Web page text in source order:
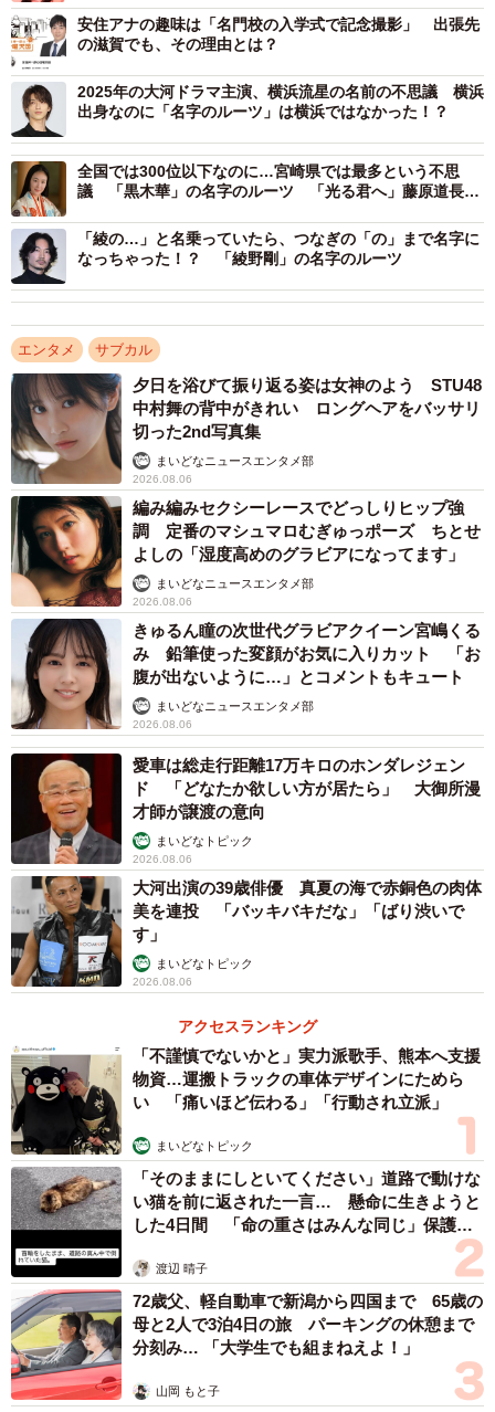
安住紳一郎アナウンサー
一方、男性アナとして人気が高いのがTBSの安住紳一郎ア
ナ。役員待遇という肩書でもある。
「あずみ」という名字は古代豪族安曇（あずみ）氏の末裔
で、いろいろな漢字を書く。その中で現在最も数が多いの
が「安住」である。
古代豪族の安曇氏とは、筑前国糟屋郡安曇郷（現在の福岡
市）をルーツとし、海神である綿津見命（わたつみのみこ
と）を祖とする海の一族である。
安曇氏は「漢委奴国王印」の金印が発見されたことで有名
な志賀島を本拠として、大陸とも交易があった。『日本書
紀』によると、応神天皇の時代に安曇大浜が各地の海人の
騒ぎを鎮めたことで海人の宰（さい＝長官）に任じられた
という。
志賀島にある志賀海神社は、全国の綿津見神社の総本家
で、現在でも安曇家が社家を務めている。
安曇氏は後に各地に移住、長野県の安曇野をはじめ、「あ
ずみ」「あつみ」などの地名は安曇一族の移住先であるこ
とが多い。
安住アナの趣味は「名門校の入学式で記念撮影」 出張先
の滋賀でも、その理由とは？
2025年の大河ドラマ主演、横浜流星の名前の不思議 横浜
出身なのに「名字のルーツ」は横浜ではなかった！？
全国では300位以下なのに…宮崎県では最多という不思
議 「黒木華」の名字のルーツ 「光る君へ」藤原道長の
「綾の…」と名乗っていたら、つなぎの「の」まで名字に
なっちゃった！？ 「綾野剛」の名字のルーツ
エンタメ サブカル
夕日を浴びて振り返る姿は女神のよう STU48
中村舞の背中がきれい ロングヘアをバッサリ
切った2nd写真集
まいどなニュースエンタメ部
2026.08.06
編み編みセクシーレースでどっしりヒップ強
調 定番のマシュマロむぎゅっポーズ ちとせ
よしの「湿度高めのグラビアになってます」
まいどなニュースエンタメ部
2026.08.06
きゅるん瞳の次世代グラビアクイーン宮嶋くる
み 鉛筆使った変顔がお気に入りカット 「お
腹が出ないように…」とコメントもキュート
まいどなニュースエンタメ部
2026.08.06
愛車は総走行距離17万キロのホンダレジェン
ド 「どなたか欲しい方が居たら」 大御所漫
才師が譲渡の意向
まいどなトピック
2026.08.06
大河出演の39歳俳優 真夏の海で赤銅色の肉体
美を連投 「バッキバキだな」「ばり渋いで
す」
まいどなトピック
2026.08.06
アクセスランキング
「不謹慎でないかと」実力派歌手、熊本へ支援
物資…運搬トラックの車体デザインにためら
い 「痛いほど伝わる」「行動され立派」
まいどなトピック
「そのままにしといてください」道路で動けな
い猫を前に返された一言… 懸命に生きようと
した4日間 「命の重さはみんな同じ」保護団
渡辺 晴子
72歳父、軽自動車で新潟から四国まで 65歳の
母と2人で3泊4日の旅 パーキングの休憩まで
分刻み… 「大学生でも組まねえよ！」
山岡 もと子